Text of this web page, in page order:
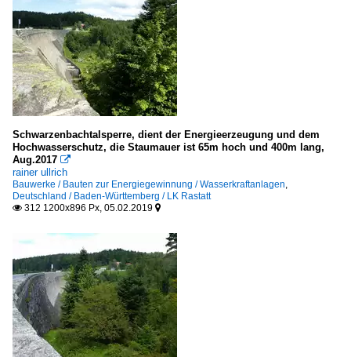
Schwarzenbachtalsperre, dient der Energieerzeugung und dem
Hochwasserschutz, die Staumauer ist 65m hoch und 400m lang,
Aug.2017 
rainer ullrich
Bauwerke / Bauten zur Energiegewinnung / Wasserkraftanlagen,
Deutschland / Baden-Württemberg / LK Rastatt
 312 1200x896 Px, 05.02.2019 